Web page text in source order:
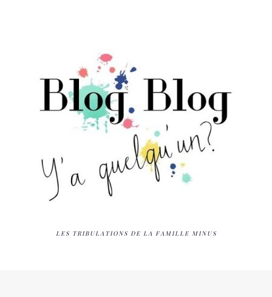
LES TRIBULATIONS DE LA FAMILLE MINUS